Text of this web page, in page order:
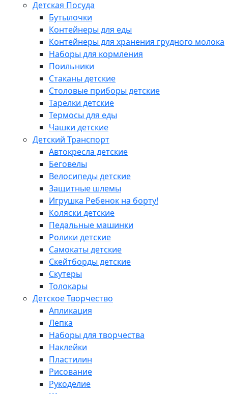
Детская Посуда
Бутылочки
Контейнеры для еды
Контейнеры для хранения грудного молока
Наборы для кормления
Поильники
Стаканы детские
Столовые приборы детские
Тарелки детские
Термосы для еды
Чашки детские
Детский Транспорт
Автокресла детские
Беговелы
Велосипеды детские
Защитные шлемы
Игрушка Ребенок на борту!
Коляски детские
Педальные машинки
Ролики детские
Самокаты детские
Скейтборды детские
Скутеры
Толокары
Детское Творчество
Апликация
Лепка
Наборы для творчества
Наклейки
Пластилин
Рисование
Рукоделие